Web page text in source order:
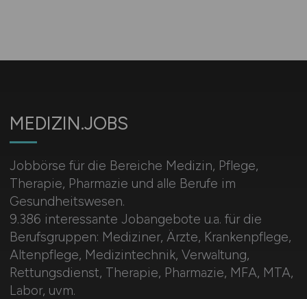
MEDIZIN.JOBS
Jobbörse für die Bereiche Medizin, Pflege,
Therapie, Pharmazie und alle Berufe im
Gesundheitswesen.
9.386 interessante Jobangebote u.a. für die
Berufsgruppen: Mediziner, Ärzte, Krankenpflege,
Altenpflege, Medizintechnik, Verwaltung,
Rettungsdienst, Therapie, Pharmazie, MFA, MTA,
Labor, uvm.